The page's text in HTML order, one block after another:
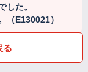
した。
（E130021）
る